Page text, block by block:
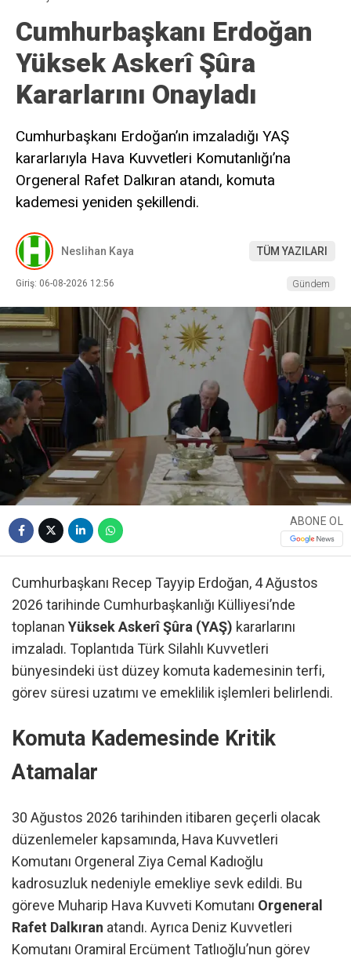
Cumhurbaşkanı Erdoğan
Yüksek Askerî Şûra
Kararlarını Onayladı
Cumhurbaşkanı Erdoğan’ın imzaladığı YAŞ
kararlarıyla Hava Kuvvetleri Komutanlığı’na
Orgeneral Rafet Dalkıran atandı, komuta
kademesi yeniden şekillendi.
Neslihan Kaya TÜM YAZILARI
Giriş: 06-08-2026 12:56 Gündem
ABONE OL
Cumhurbaşkanı Recep Tayyip Erdoğan, 4 Ağustos
2026 tarihinde Cumhurbaşkanlığı Külliyesi’nde
toplanan Yüksek Askerî Şûra (YAŞ) kararlarını
imzaladı. Toplantıda Türk Silahlı Kuvvetleri
bünyesindeki üst düzey komuta kademesinin terfi,
görev süresi uzatımı ve emeklilik işlemleri belirlendi.
Komuta Kademesinde Kritik
Atamalar
30 Ağustos 2026 tarihinden itibaren geçerli olacak
düzenlemeler kapsamında, Hava Kuvvetleri
Komutanı Orgeneral Ziya Cemal Kadıoğlu
kadrosuzluk nedeniyle emekliye sevk edildi. Bu
göreve Muharip Hava Kuvveti Komutanı Orgeneral
Rafet Dalkıran atandı. Ayrıca Deniz Kuvvetleri
Komutanı Oramiral Ercüment Tatlıoğlu’nun görev